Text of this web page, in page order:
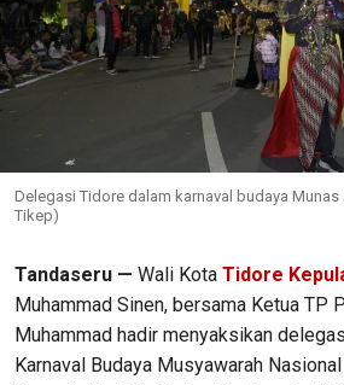
Delegasi Tidore dalam karnaval budaya Munas
Tikep)
Tandaseru — Wali Kota Tidore
Muhammad Sinen, bersama Ketua TP
Muhammad hadir menyaksikan
Karnaval Budaya Musyawarah